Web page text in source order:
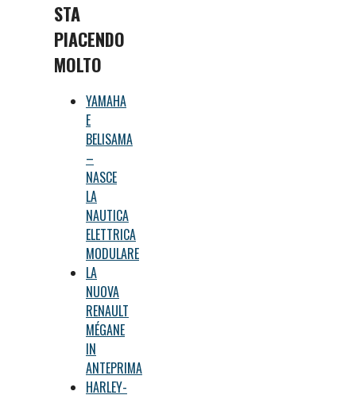
STA
PIACENDO
MOLTO
YAMAHA
E
BELISAMA
–
NASCE
LA
NAUTICA
ELETTRICA
MODULARE
LA
NUOVA
RENAULT
MÉGANE
IN
ANTEPRIMA
HARLEY-